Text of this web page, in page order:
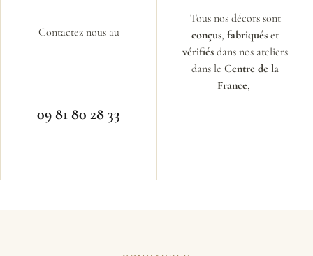
Contactez nous au
09 81 80 28 33
Tous nos décors sont
conçus, fabriqués et
vérifiés dans nos ateliers
dans le Centre de la
France,